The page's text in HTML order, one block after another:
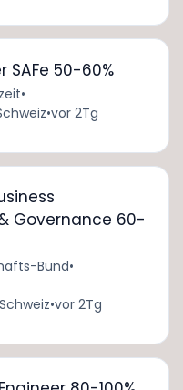
SAFe 50-60%
•
•vor 2Tg
Governance 60-
Bund•
•vor 2Tg